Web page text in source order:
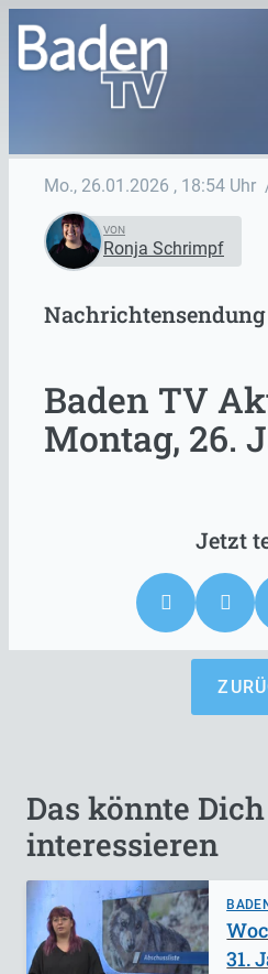
Mo., 26.01.2026 , 18:54 Uhr
VON
Ronja Schrimpf
Nachrichtensendung
Baden TV
Montag, 26.
Das könnte
interessieren
31.